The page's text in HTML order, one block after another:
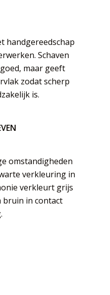
handgereedschap
Schaven
maar geeft
zodat scherp
is.
omstandigheden
verkleuring in
verkleurt grijs
bruin in contact